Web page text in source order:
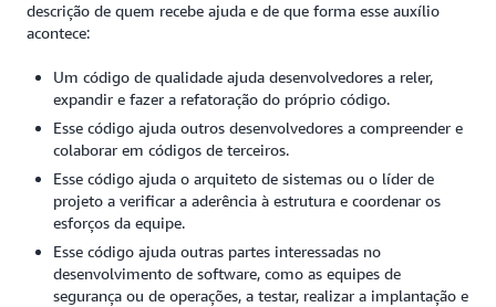
descrição de quem recebe ajuda e de que forma esse auxílio
acontece:
Um código de qualidade ajuda desenvolvedores a reler,
expandir e fazer a refatoração do próprio código.
Esse código ajuda outros desenvolvedores a compreender e
colaborar em códigos de terceiros.
Esse código ajuda o arquiteto de sistemas ou o líder de
projeto a verificar a aderência à estrutura e coordenar os
esforços da equipe.
Esse código ajuda outras partes interessadas no
desenvolvimento de software, como as equipes de
segurança ou de operações, a testar, realizar a implantação e